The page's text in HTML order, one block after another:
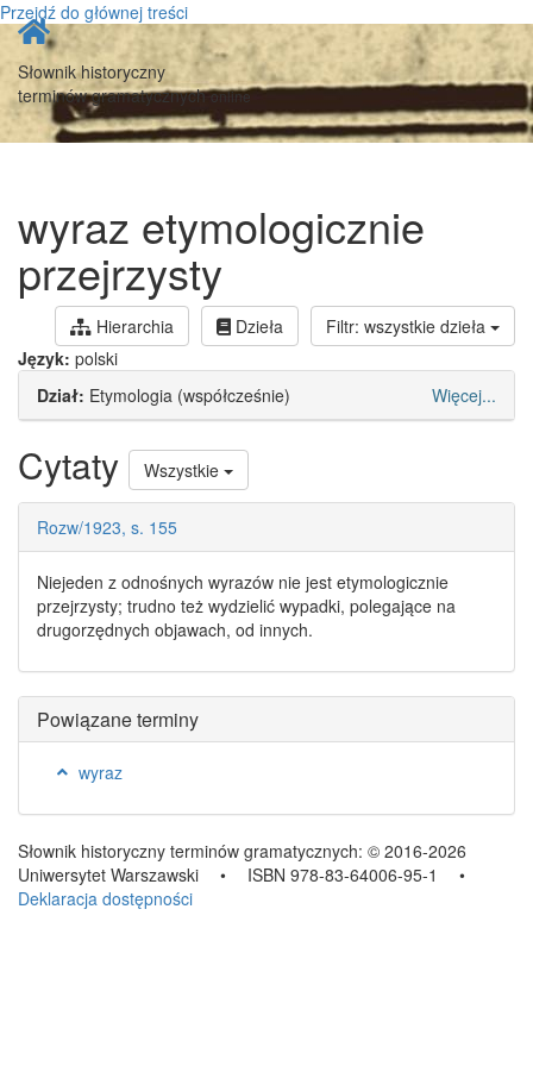
Przejdź do głównej treści
Strona
główna
Słownik historyczny
terminów gramatycznychonline
wyraz etymologicznie
przejrzysty
Hierarchia Dzieła
Filtr: wszystkie dzieła
Język: polski
Dział: Etymologia (współcześnie) Więcej...
Cytaty Wszystkie
Rozw/1923, s. 155
Niejeden z odnośnych wyrazów nie jest etymologicznie
przejrzysty; trudno też wydzielić wypadki, polegające na
drugorzędnych objawach, od innych.
Powiązane terminy
wyraz
Słownik historyczny terminów gramatycznych: © 2016-2026
Uniwersytet Warszawski
• ISBN 978-83-64006-95-1
•
Deklaracja dostępności